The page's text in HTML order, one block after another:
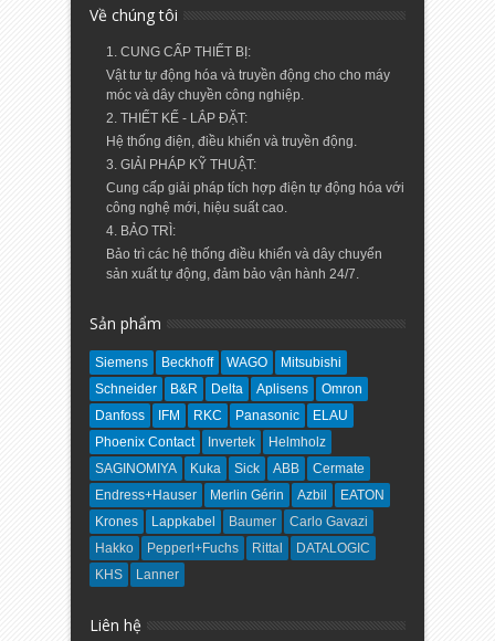
Về chúng tôi
1. CUNG CẤP THIẾT BỊ:
Vật tư tự động hóa và truyền động cho cho máy
móc và dây chuyền công nghiệp.
2. THIẾT KẾ - LẮP ĐẶT:
Hệ thống điện, điều khiển và truyền động.
3. GIẢI PHÁP KỸ THUẬT:
Cung cấp giải pháp tích hợp điện tự động hóa với
công nghệ mới, hiệu suất cao.
4. BẢO TRÌ:
Bảo trì các hệ thống điều khiển và dây chuyển
sản xuất tự động, đảm bảo vận hành 24/7.
Sản phẩm
Siemens Beckhoff WAGO
Mitsubishi
Schneider
B&R Delta Aplisens
Omron
Danfoss
IFM RKC Panasonic
ELAU
Phoenix Contact
Invertek
Helmholz
SAGINOMIYA
Kuka Sick ABB
Cermate
Endress+Hauser
Merlin Gérin Azbil
EATON
Krones
Lappkabel Baumer
Carlo Gavazi
Hakko
Pepperl+Fuchs Rittal
DATALOGIC
KHS
Lanner
Liên hệ